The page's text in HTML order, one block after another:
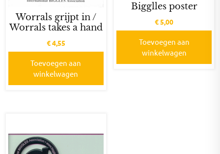
Worrals grijpt in /
Worrals takes a hand
€4,55
Toevoegen aan
winkelwagen
Bigglles poster
€ 5,00
Toevoegen aan
winkelwagen